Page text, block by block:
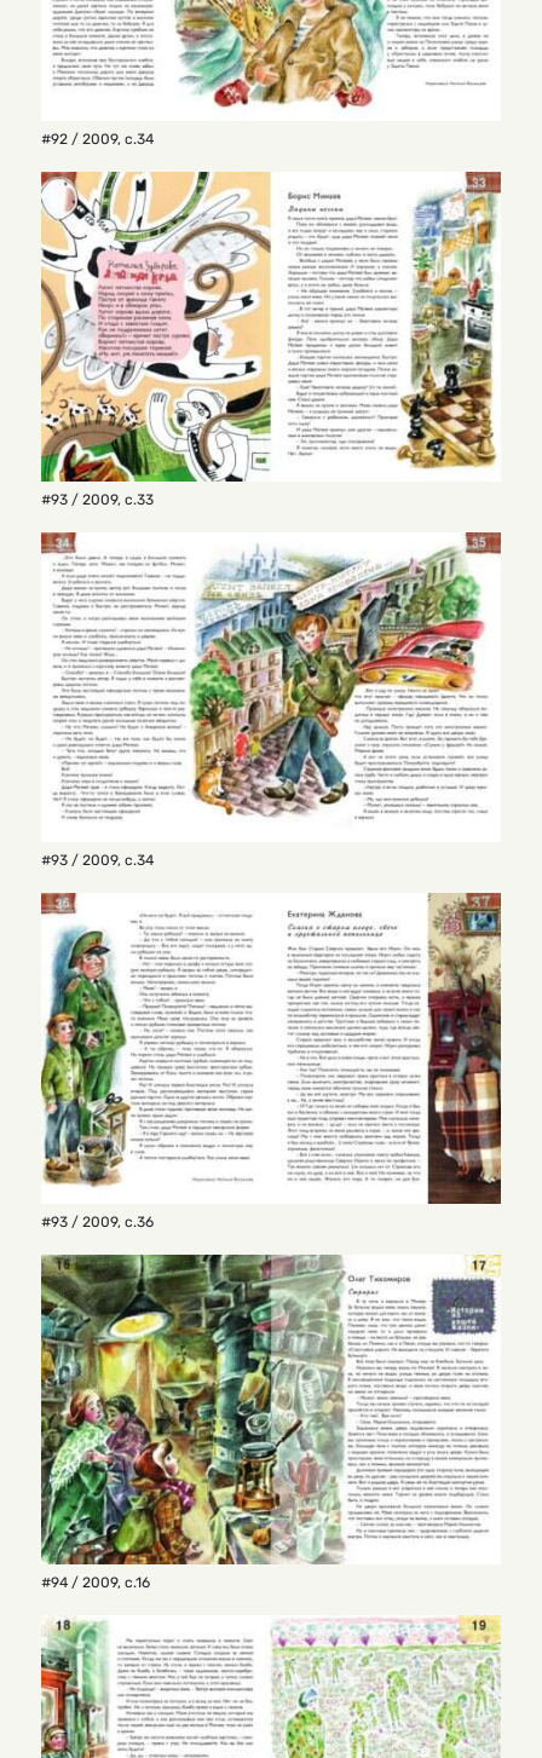
#92 / 2009, с.34
#93 / 2009, с.33
#93 / 2009, с.34
#93 / 2009, с.36
#94 / 2009, с.16